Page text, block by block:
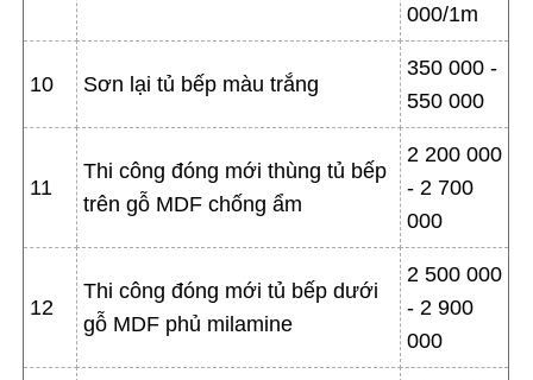
000/1m
10 Sơn lại tủ bếp màu trắng
350 000 -
550 000
11
Thi công đóng mới thùng tủ bếp
trên gỗ MDF chống ẩm
2 200 000
- 2 700
000
12
Thi công đóng mới tủ bếp dưới
gỗ MDF phủ milamine
2 500 000
- 2 900
000